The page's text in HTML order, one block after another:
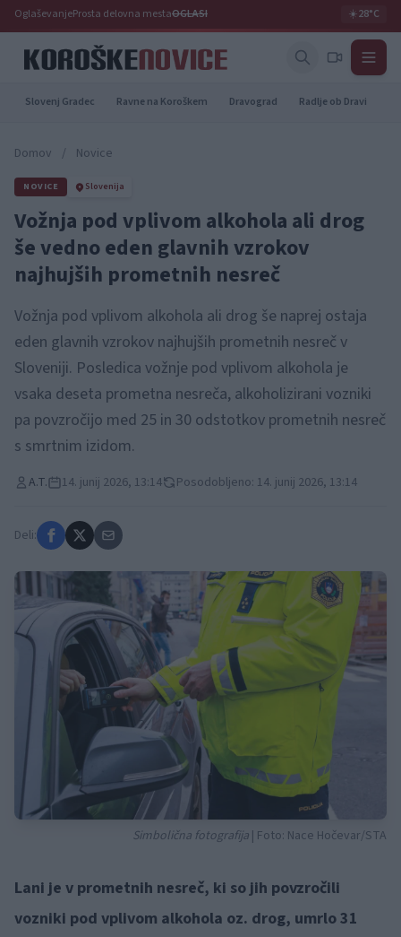
OglaševanjeProsta delovna mestaOGLASI ☀️28°C
Slovenj Gradec Ravne na Koroškem Dravograd Radlje ob Dravi
Domov / Novice
NOVICE Slovenija
Vožnja pod vplivom alkohola ali drog
še vedno eden glavnih vzrokov
najhujših prometnih nesreč
Vožnja pod vplivom alkohola ali drog še naprej ostaja
eden glavnih vzrokov najhujših prometnih nesreč v
Sloveniji. Posledica vožnje pod vplivom alkohola je
vsaka deseta prometna nesreča, alkoholizirani vozniki
pa povzročijo med 25 in 30 odstotkov prometnih nesreč
s smrtnim izidom.
A.T. 14. junij 2026, 13:14 Posodobljeno: 14. junij 2026, 13:14
Deli:
Simbolična fotografija | Foto: Nace Hočevar/STA
Lani je v prometnih nesreč, ki so jih povzročili
vozniki pod vplivom alkohola oz. drog, umrlo 31